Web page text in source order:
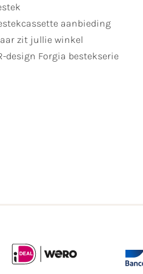
aanbieding
zit jullie winkel
design Forgia bestekserie